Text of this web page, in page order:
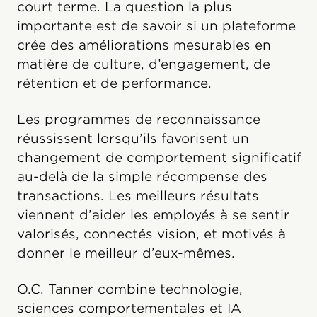
court terme. La question la plus
importante est de savoir si un plateforme
crée des améliorations mesurables en
matière de culture, d’engagement, de
rétention et de performance.
Les programmes de reconnaissance
réussissent lorsqu’ils favorisent un
changement de comportement significatif
au-delà de la simple récompense des
transactions. Les meilleurs résultats
viennent d’aider les employés à se sentir
valorisés, connectés vision, et motivés à
donner le meilleur d’eux-mêmes.
O.C. Tanner combine technologie,
sciences comportementales et IA